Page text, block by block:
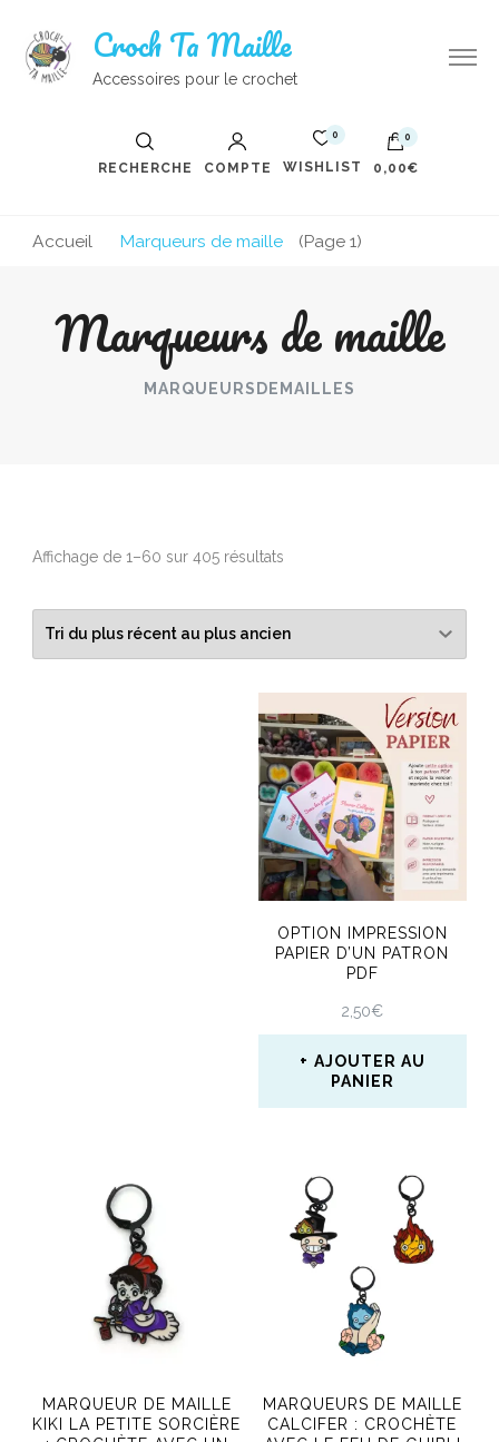
Croch Ta Maille
Accessoires pour le crochet
RECHERCHE COMPTE
0
WISHLIST
0
0,00€
Accueil Marqueurs de maille (Page 1)
MARQUEURSDEMAILLES
Marqueurs de maille
Affichage de 1–60 sur 405 résultats
plus
récent
au
ancien
OPTION IMPRESSION
PAPIER D’UN PATRON
PDF
2,50€
AJOUTER AU
PANIER
MARQUEUR DE MAILLE
KIKI LA PETITE SORCIÈRE
MARQUEURS DE MAILLE
CALCIFER : CROCHÈTE